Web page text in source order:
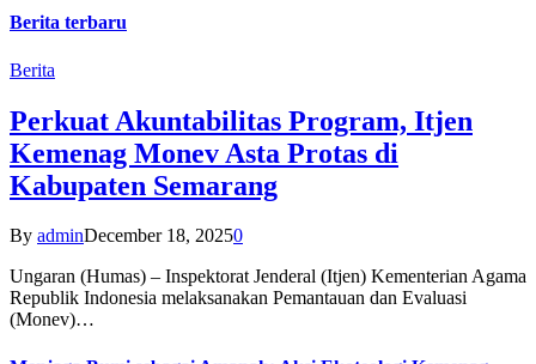
Berita terbaru
Berita
Perkuat Akuntabilitas Program, Itjen
Kemenag Monev Asta Protas di
Kabupaten Semarang
By adminDecember 18, 20250
Ungaran (Humas) – Inspektorat Jenderal (Itjen) Kementerian Agama
Republik Indonesia melaksanakan Pemantauan dan Evaluasi
(Monev)…